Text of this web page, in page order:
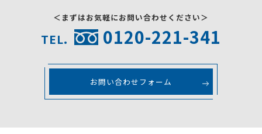
＜まずはお気軽にお問い合わせください＞
TEL. 0120-221-341
お問い合わせフォーム